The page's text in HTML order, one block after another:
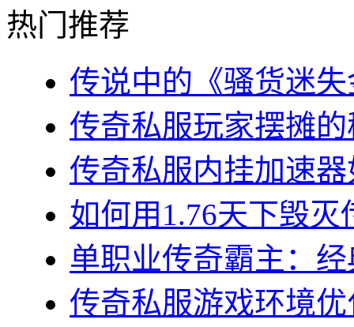
热门推荐
传说中的《骚货迷
传奇私服玩家摆摊
传奇私服内挂加速
如何用1.76天下毁灭
单职业传奇霸主：
传奇私服游戏环境